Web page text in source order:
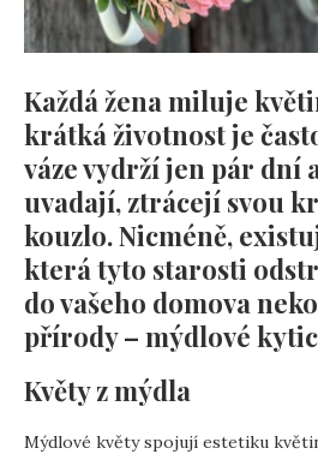
Každá žena miluje
krátká životnost je
váze vydrží jen pár dní
uvadají, ztrácejí svou
kouzlo. Nicméně,
která tyto starosti
do vašeho domova
přírody – mýdlové
Květy z mýdla
Mýdlové květy spojují estetiku